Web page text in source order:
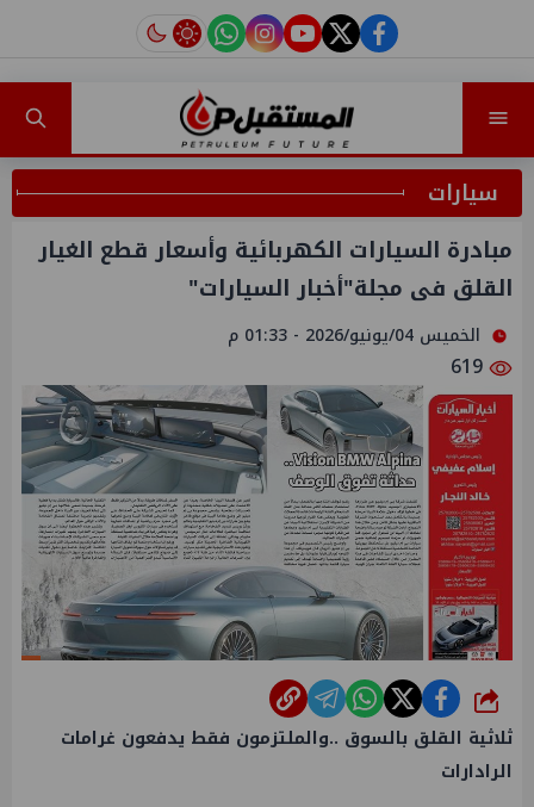
facebook
twitter
youtube
instagram
tiktok
سيارات
مبادرة السيارات الكهربائية وأسعار قطع الغيار
القلق فى مجلة"أخبار السيارات"
الخميس 04/يونيو/2026 - 01:33 م
شارك
ثلاثية القلق بالسوق ..والملتزمون فقط يدفعون غرامات
الرادارات